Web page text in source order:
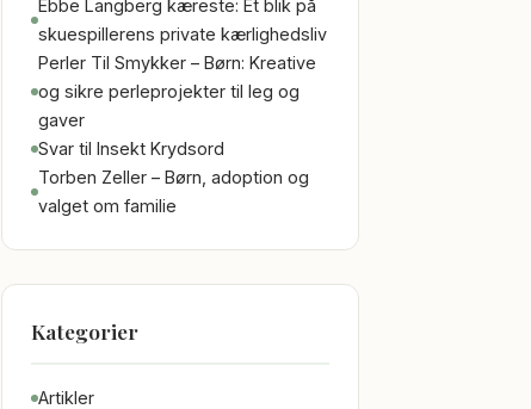
Ebbe Langberg kæreste: Et blik på
skuespillerens private kærlighedsliv
Perler Til Smykker – Børn: Kreative
og sikre perleprojekter til leg og
gaver
Svar til Insekt Krydsord
Torben Zeller – Børn, adoption og
valget om familie
Kategorier
Artikler